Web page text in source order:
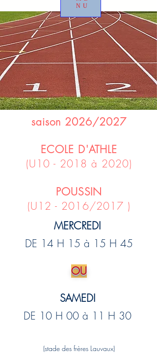
NU
saison 2026/2027
ECOLE D'ATHLE
(U10 - 2018 à 2020)
POUSSIN
(U12 - 2016/2017 )
MERCREDI
DE 14 H 15 à 15 H 45
OU
SAMEDI
DE 10 H 00 à 11 H 30
(stade des frères Lauvaux)